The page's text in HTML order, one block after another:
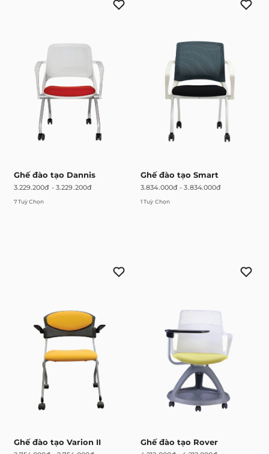
Ghế đào tạo Dannis
3.229.200đ - 3.229.200đ
7 Tuỳ Chọn
Ghế đào tạo Smart
3.834.000đ -3.834.000đ
1 Tuỳ Chọn
Ghế đào tạo Varion II Ghế đào tạo Rover